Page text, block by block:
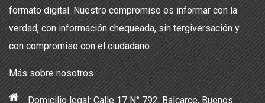
formato digital. Nuestro compromiso es informar con la
verdad, con información chequeada, sin tergiversación y
con compromiso con el ciudadano.
Más sobre nosotros
Domicilio legal: Calle 17 N° 792, Balcarce, Buenos